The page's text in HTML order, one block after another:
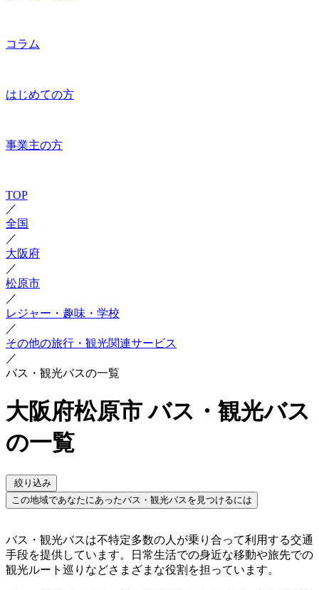
コラム
はじめての方
事業主の方
TOP
／
全国
／
大阪府
／
松原市
／
レジャー・趣味・学校
／
その他の旅行・観光関連サービス
／
バス・観光バスの一覧
大阪府松原市 バス・観光バス
の一覧
絞り込み
この地域であなたにあったバス・観光バスを見つけるには
バス・観光バスは不特定多数の人が乗り合って利用する交通
手段を提供しています。日常生活での身近な移動や旅先での
観光ルート巡りなどさまざまな役割を担っています。